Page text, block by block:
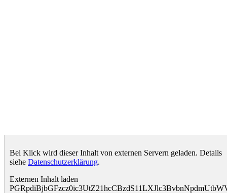
Bei Klick wird dieser Inhalt von externen Servern geladen. Details
siehe Datenschutzerklärung.
Externen Inhalt laden